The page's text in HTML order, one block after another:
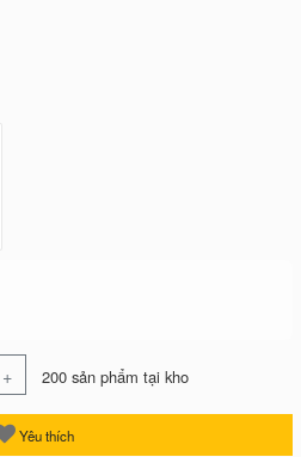
+ 200 sản phẩm tại kho
Yêu thích